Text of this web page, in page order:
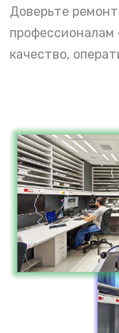
Доверьте
профессионалам
качество,